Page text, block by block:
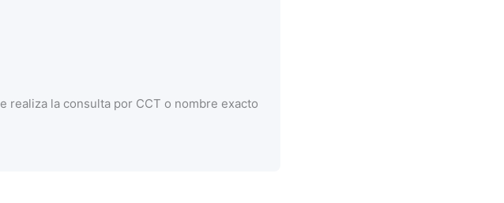
realiza la consulta por CCT o nombre exacto